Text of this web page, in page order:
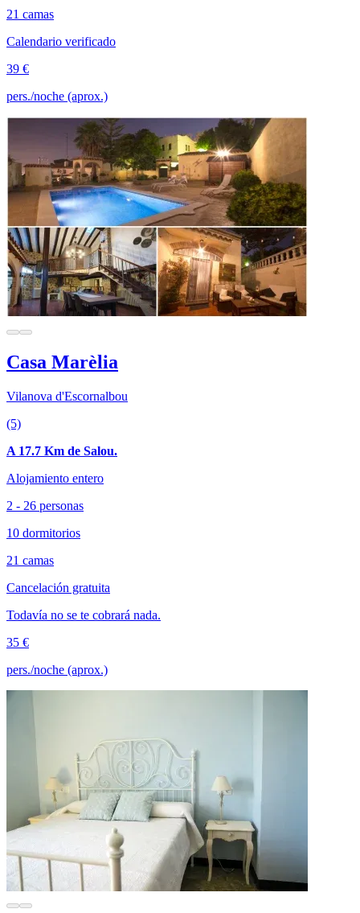
21 camas
Calendario verificado
39 €
pers./noche (aprox.)
Casa Marèlia
Vilanova d'Escornalbou
(5)
A 17.7 Km de Salou.
Alojamiento entero
2 - 26 personas
10 dormitorios
21 camas
Cancelación gratuita
Todavía no se te cobrará nada.
35 €
pers./noche (aprox.)